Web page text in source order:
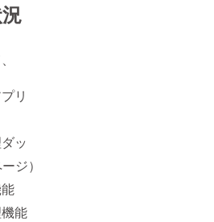
リ
ッ
ジ）
能